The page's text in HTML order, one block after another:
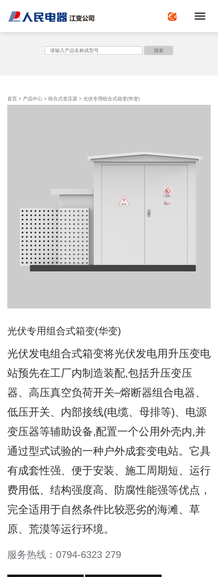
Toggle
搜索
首页 > 产品中心 > 组合式变压器 > 光伏专用组合式箱变(华变)
光伏专用组合式箱变(华变)
光伏发电组合式箱变将光伏发电用升压变电
站预先在工厂内制造装配,包括升压变压
器、高压真空负荷开关–熔断器组合电器、
低压开关、内部接线(电缆、母排等)、电源
变压器等辅助设备,配置一个公用外壳内,并
通过型式试验的一种户外成套变电站。它具
有成套性强、便于安装、施工周期短、运行
费用低、结构强度高、防腐性能强等优点，
完全适用于自然条件比较恶劣的海滩、草
原、荒漠等运行环境。
服务热线：0794-6323 279